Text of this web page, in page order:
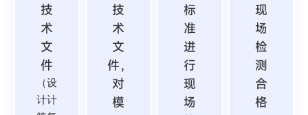
技
术
文
件
（设
计计
技
术
文
件，
对
模
标
准
进
行
现
场
现
场
检
测
合
格